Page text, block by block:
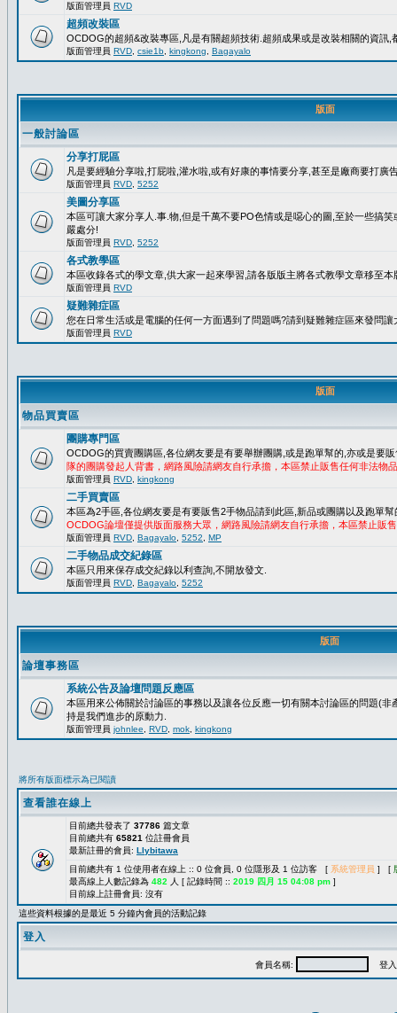
版面管理員 RVD
超頻改裝區
OCDOG的超頻&改裝專區,凡是有關超頻技術.超頻成果或是改裝相關的資訊,
版面管理員 RVD csie1b kingkong Bagayalo
版面
一般討論區
分享打屁區
凡是要經驗分享啦,打屁啦,灌水啦,或有好康的事情要分享,甚至是廠商要打廣
版面管理員 RVD 5252
美圖分享區
本區可讓大家分享人.事.物,但是千萬不要PO色情或是噁心的圖,至於一些搞
嚴處分!
版面管理員 RVD 5252
各式教學區
本區收錄各式的學文章,供大家一起來學習,請各版版主將各式教學文章移至本
版面管理員 RVD
疑難雜症區
您在日常生活或是電腦的任何一方面遇到了問題嗎?請到疑難雜症區來發問讓
版面管理員 RVD
版面
物品買賣區
團購專門區
OCDOG的買賣團購區,各位網友要是有要舉辦團購,或是跑單幫的,亦或是要
隊的團購發起人背書，網路風險請網友自行承擔，本區禁止販售任何非法物
版面管理員 RVD kingkong
二手買賣區
本區為2手區,各位網友要是有要販售2手物品請到此區,新品或團購以及跑單
OCDOG論壇僅提供版面服務大眾，網路風險請網友自行承擔，本區禁止販
版面管理員 RVD Bagayalo 5252 MP
二手物品成交紀錄區
本區只用來保存成交紀錄以利查詢,不開放發文.
版面管理員 RVD Bagayalo 5252
版面
論壇事務區
系統公告及論壇問題反應區
本區用來公佈關於討論區的事務以及讓各位反應一切有關本討論區的問題(
持是我們進步的原動力.
版面管理員 johnlee RVD mok kingkong
將所有版面標示為已閱讀
查看誰在線上
目前總共發表了 37786 篇文章
目前總共有 65821 位註冊會員
最新註冊的會員: Llybitawa
目前總共有 1 位使用者在線上 :: 0 位會員, 0 位隱形及 1 位訪客 [ 系統管理員 ] [
最高線上人數記錄為 482 人 [ 記錄時間 :: 2019 四月 15 04:08 pm ]
目前線上註冊會員: 沒有
這些資料根據的是最近 5 分鐘內會員的活動記錄
登入
會員名稱: 登入